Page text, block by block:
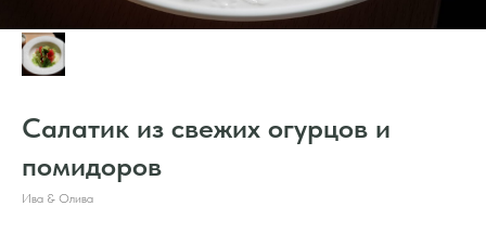
Салатик из свежих огурцов и
помидоров
Ива & Олива